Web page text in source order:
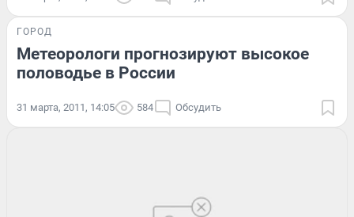
ГОРОД
Метеорологи прогнозируют высокое
половодье в России
31 марта, 2011, 14:05 584 Обсудить